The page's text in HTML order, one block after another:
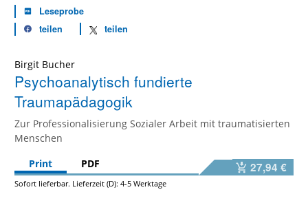
Leseprobe
teilen
teilen
Birgit Bucher
Psychoanalytisch fundierte
Traumapädagogik
Zur Professionalisierung Sozialer Arbeit mit traumatisierten
Menschen
Print
PDF 27,94 €
Sofort lieferbar. Lieferzeit (D): 4-5 Werktage